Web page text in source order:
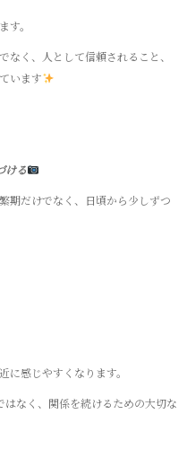
す。
く、人として信頼されること、
います
ける
期だけでなく、日頃から少しずつ
に感じやすくなります。
なく、関係を続けるための大切な